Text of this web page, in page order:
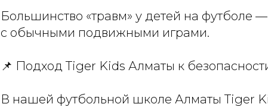
Большинство «травм» у детей на футболе
с обычными подвижными играми.
📌 Подход Tiger Kids Алматы к
В нашей футбольной школе Алматы Tiger